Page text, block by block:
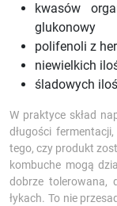
kwasów
glukonowy
polifenoli z
niewielkich
śladowych
W praktyce skład
długości
tego, czy produkt
kombuche mogą
dobrze tolerowana,
łykach. To nie